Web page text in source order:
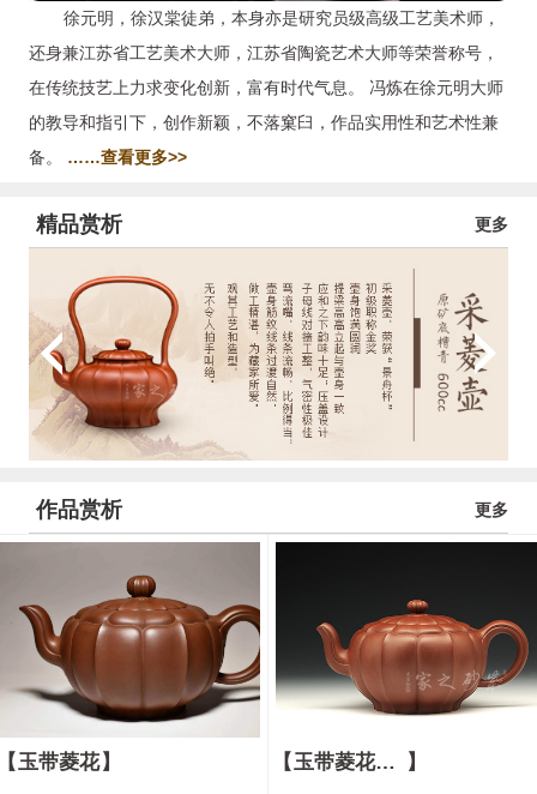
徐元明，徐汉棠徒弟，本身亦是研究员级高级工艺美术师，
还身兼江苏省工艺美术大师，江苏省陶瓷艺术大师等荣誉称号，
在传统技艺上力求变化创新，富有时代气息。 冯炼在徐元明大师
的教导和指引下，创作新颖，不落窠臼，作品实用性和艺术性兼
备。 ……查看更多>>
精品赏析 更多
作品赏析 更多
玉带菱花 玉带菱花壶 （16全手一等）